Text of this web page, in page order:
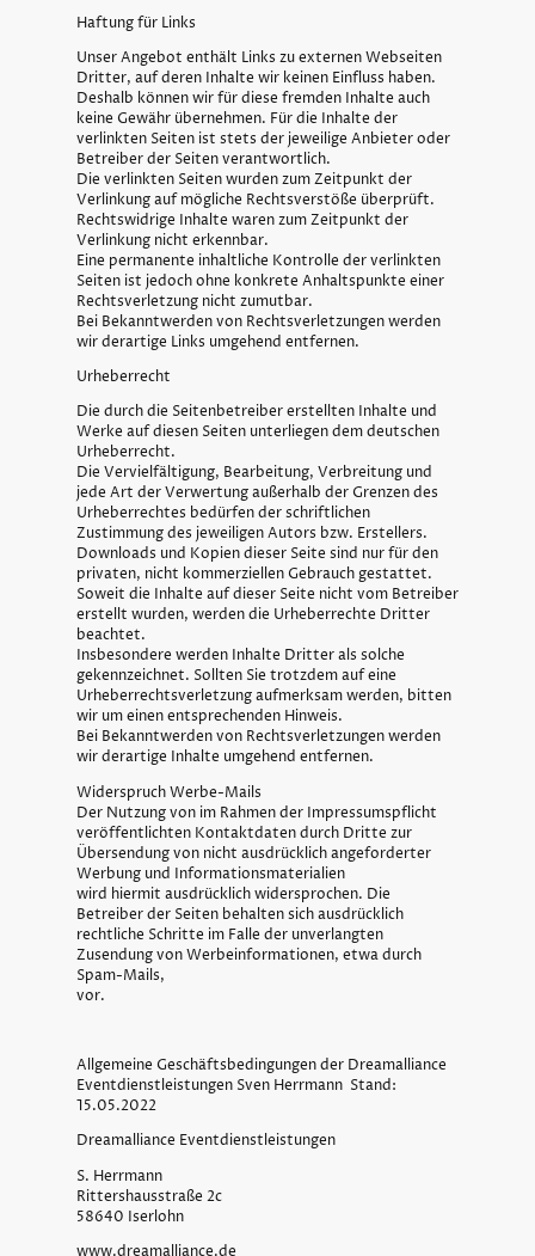
Haftung für Links
Unser Angebot enthält Links zu externen Webseiten
Dritter, auf deren Inhalte wir keinen Einfluss haben.
Deshalb können wir für diese fremden Inhalte auch
keine Gewähr übernehmen. Für die Inhalte der
verlinkten Seiten ist stets der jeweilige Anbieter oder
Betreiber der Seiten verantwortlich.
Die verlinkten Seiten wurden zum Zeitpunkt der
Verlinkung auf mögliche Rechtsverstöße überprüft.
Rechtswidrige Inhalte waren zum Zeitpunkt der
Verlinkung nicht erkennbar.
Eine permanente inhaltliche Kontrolle der verlinkten
Seiten ist jedoch ohne konkrete Anhaltspunkte einer
Rechtsverletzung nicht zumutbar.
Bei Bekanntwerden von Rechtsverletzungen werden
wir derartige Links umgehend entfernen.
Urheberrecht
Die durch die Seitenbetreiber erstellten Inhalte und
Werke auf diesen Seiten unterliegen dem deutschen
Urheberrecht.
Die Vervielfältigung, Bearbeitung, Verbreitung und
jede Art der Verwertung außerhalb der Grenzen des
Urheberrechtes bedürfen der schriftlichen
Zustimmung des jeweiligen Autors bzw. Erstellers.
Downloads und Kopien dieser Seite sind nur für den
privaten, nicht kommerziellen Gebrauch gestattet.
Soweit die Inhalte auf dieser Seite nicht vom Betreiber
erstellt wurden, werden die Urheberrechte Dritter
beachtet.
Insbesondere werden Inhalte Dritter als solche
gekennzeichnet. Sollten Sie trotzdem auf eine
Urheberrechtsverletzung aufmerksam werden, bitten
wir um einen entsprechenden Hinweis.
Bei Bekanntwerden von Rechtsverletzungen werden
wir derartige Inhalte umgehend entfernen.
Widerspruch Werbe-Mails
Der Nutzung von im Rahmen der Impressumspflicht
veröffentlichten Kontaktdaten durch Dritte zur
Übersendung von nicht ausdrücklich angeforderter
Werbung und Informationsmaterialien
wird hiermit ausdrücklich widersprochen. Die
Betreiber der Seiten behalten sich ausdrücklich
rechtliche Schritte im Falle der unverlangten
Zusendung von Werbeinformationen, etwa durch
Spam-Mails,
vor.
Allgemeine Geschäftsbedingungen der Dreamalliance
Eventdienstleistungen Sven Herrmann Stand:
15.05.2022
Dreamalliance Eventdienstleistungen
S. Herrmann
Rittershausstraße 2c
58640 Iserlohn
www.dreamalliance.de